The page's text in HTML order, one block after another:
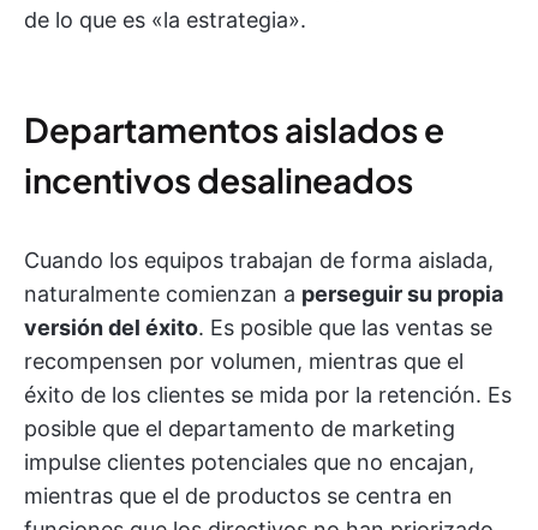
de lo que es «la estrategia».
Departamentos aislados e
incentivos desalineados
Cuando los equipos trabajan de forma aislada,
naturalmente comienzan a perseguir su propia
versión del éxito. Es posible que las ventas se
recompensen por volumen, mientras que el
éxito de los clientes se mida por la retención. Es
posible que el departamento de marketing
impulse clientes potenciales que no encajan,
mientras que el de productos se centra en